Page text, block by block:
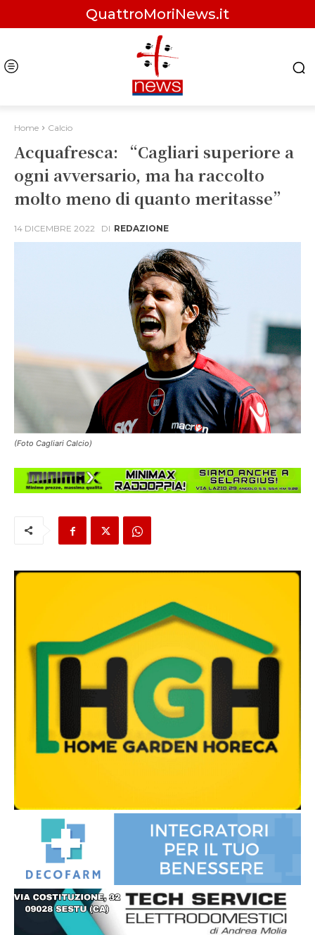
QuattroMoriNews.it
Home Calcio
Acquafresca: “Cagliari superiore a
ogni avversario, ma ha raccolto
molto meno di quanto meritasse”
14 DICEMBRE 2022 DI REDAZIONE
(Foto Cagliari Calcio)